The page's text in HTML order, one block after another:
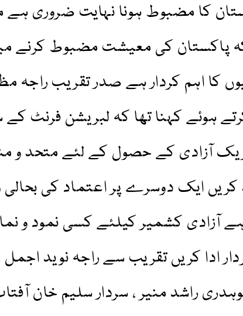
کا مضبوط ہونا نہایت ضروری
پاکستان کی معیشت مضبوط کرنے
کا اہم کردار ہے صدر تقریب راجہ
ہوئے کہنا تھا کہ لبریشن فرنٹ کے
آزادی کے حصول کے لئے متحد و
ایک دوسرے پر اعتماد کی
آزادی کشمیر کیلئے کسی نمود و
ادا کریں تقریب سے راجہ نوید اجمل
راشد منیر ، سردار سلیم خان